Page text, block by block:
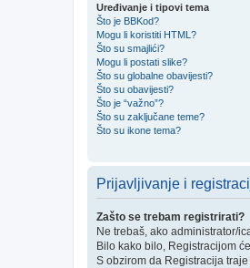
Uređivanje i tipovi tema
Što je BBKod?
Mogu li koristiti HTML?
Što su smajlići?
Mogu li postati slike?
Što su globalne obavijesti?
Što su obavijesti?
Što je “važno”?
Što su zaključane teme?
Što su ikone tema?
Prijavljivanje i
Zašto se trebam registrirati?
Ne trebaš, ako administrator/
Bilo kako bilo, Registracijom
S obzirom da Registracija